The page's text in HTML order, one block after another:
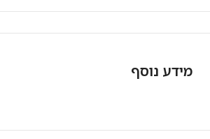
מידע נוסף